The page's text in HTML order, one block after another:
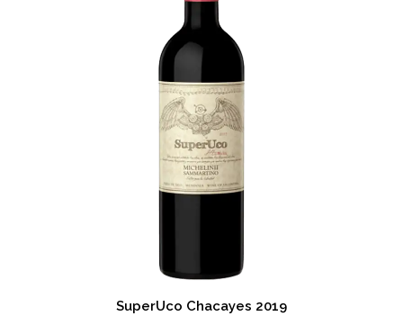
SuperUco Chacayes 2019